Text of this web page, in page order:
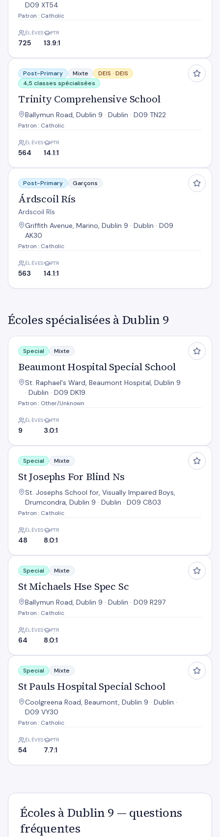
D09 XT54
Patron : Catholic
ÉLÈVES
725
PTR
13.9:1
Trinity Comprehensive School
Post-Primary Mixte DEIS · DEIS
4,5 classes spécialisées
Trinity Comprehensive School
Ballymun Road, Dublin 9 · Dublin · D09 TN22
Patron : Catholic
ÉLÈVES
564
PTR
14.1:1
Árdscoil Rís
Post-Primary Garçons
Árdscoil Rís
Ardscoil Rís
Griffith Avenue, Marino, Dublin 9 · Dublin · D09
AK30
Patron : Catholic
ÉLÈVES
563
PTR
14.1:1
Écoles spécialisées à Dublin 9
Beaumont Hospital Special School
Special Mixte
Beaumont Hospital Special School
St. Raphael's Ward, Beaumont Hospital, Dublin 9
· Dublin · D09 DK19
Patron : Other/Unknown
ÉLÈVES
9
PTR
3.0:1
St Josephs For Blind Ns
Special Mixte
St Josephs For Blind Ns
St. Josephs School for, Visually Impaired Boys,
Drumcondra, Dublin 9 · Dublin · D09 C803
Patron : Catholic
ÉLÈVES
48
PTR
8.0:1
St Michaels Hse Spec Sc
Special Mixte
St Michaels Hse Spec Sc
Ballymun Road, Dublin 9 · Dublin · D09 R297
Patron : Catholic
ÉLÈVES
64
PTR
8.0:1
St Pauls Hospital Special School
Special Mixte
St Pauls Hospital Special School
Coolgreena Road, Beaumont, Dublin 9 · Dublin ·
D09 VY30
Patron : Catholic
ÉLÈVES
54
PTR
7.7:1
Écoles à Dublin 9 — questions
fréquentes